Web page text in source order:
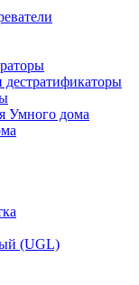
Умного дома
(UGL)